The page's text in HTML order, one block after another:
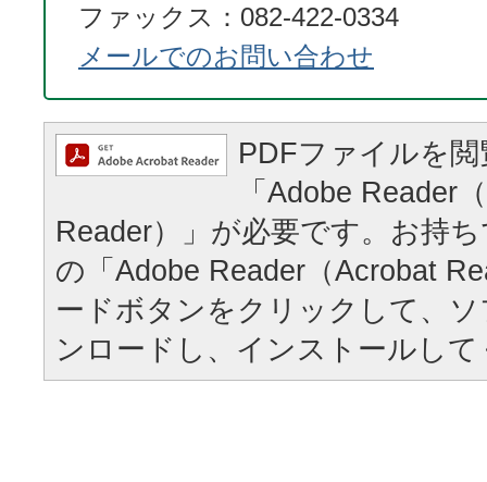
ファックス：082-422-0334
メールでのお問い合わせ
PDFファイルを
「Adobe Reader
Reader）」が必要です。お持
の「Adobe Reader（Acrobat
ードボタンをクリックして、
ンロードし、インストールし